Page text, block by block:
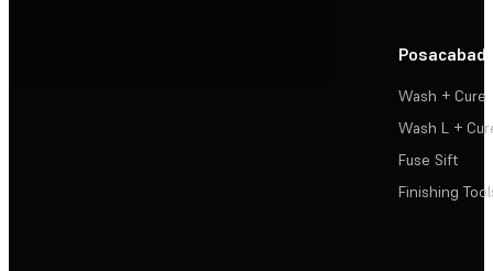
Wash + Cure
Wash L +
Fuse Sift
Finishing